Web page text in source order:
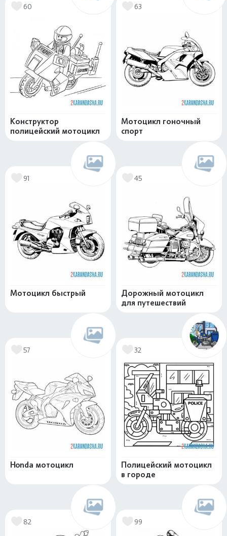
60
Конструктор
полицейский мотоцикл
63
Мотоцикл гоночный
спорт
91
Мотоцикл быстрый
45
Дорожный мотоцикл
для путешествий
57
Honda мотоцикл
32
Полицейский мотоцикл
в городе
82 99